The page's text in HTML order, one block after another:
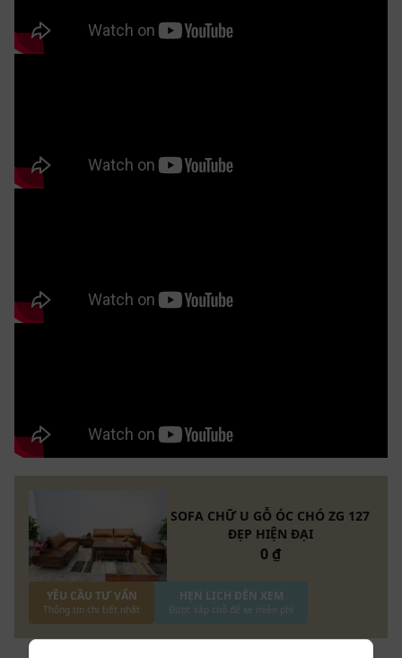
Dòng gỗ phong thủy đem may mắn đến cho gia chủ
SOFA CHỮ U GỖ ÓC CHÓ ZG 127
ĐẸP HIỆN ĐẠI
0 ₫
YÊU CẦU TƯ VẤN
Thông tin chi tiết nhất
HẸN LỊCH ĐẾN XEM
Được sắp chỗ để xe miễn phí